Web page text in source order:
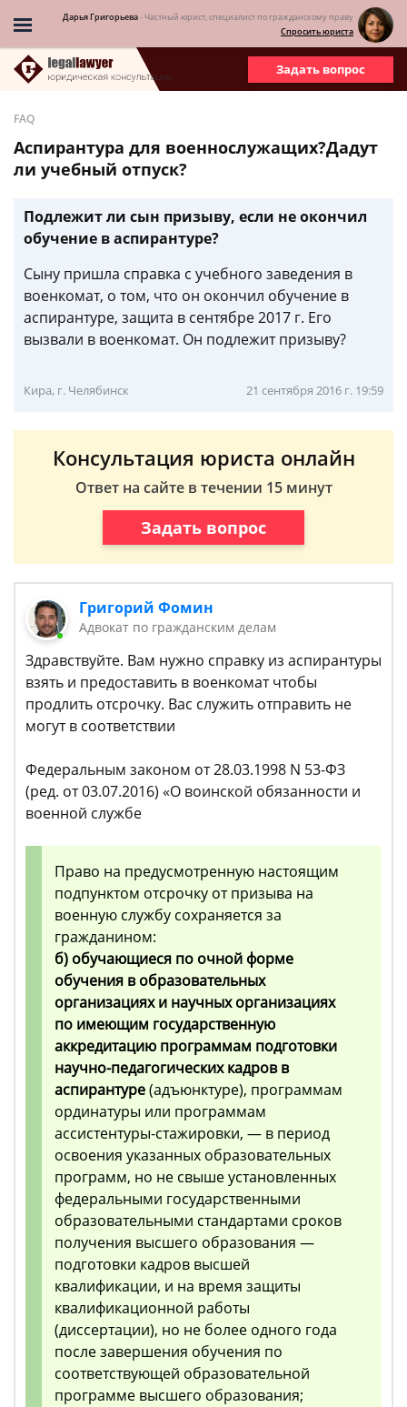
Дарья Григорьева- Частный юрист, специалист по гражданскому праву
Спросить юриста
Задать вопрос
FAQ
Аспирантура для военнослужащих?Дадут
ли учебный отпуск?
Подлежит ли сын призыву, если не окончил
обучение в аспирантуре?
Сыну пришла справка с учебного заведения в
военкомат, о том, что он окончил обучение в
аспирантуре, защита в сентябре 2017 г. Его
вызвали в военкомат. Он подлежит призыву?
Кира, г. Челябинск 21 сентября 2016 г. 19:59
Консультация юриста онлайн
Ответ на сайте в течении 15 минут
Задать вопрос
Григорий Фомин
Адвокат по гражданским делам
Здравствуйте. Вам нужно справку из аспирантуры
взять и предоставить в военкомат чтобы
продлить отсрочку. Вас служить отправить не
могут в соответствии
Федеральным законом от 28.03.1998 N 53-ФЗ
(ред. от 03.07.2016) «О воинской обязанности и
военной службе
Право на предусмотренную настоящим
подпунктом отсрочку от призыва на
военную службу сохраняется за
гражданином:
б) обучающиеся по очной форме
обучения в образовательных
организациях и научных организациях
по имеющим государственную
аккредитацию программам подготовки
научно-педагогических кадров в
аспирантуре(адъюнктуре), программам
ординатуры или программам
ассистентуры-стажировки, — в период
освоения указанных образовательных
программ, но не свыше установленных
федеральными государственными
образовательными стандартами сроков
получения высшего образования —
подготовки кадров высшей
квалификации, и на время защиты
квалификационной работы
(диссертации), но не более одного года
после завершения обучения по
соответствующей образовательной
программе высшего образования;